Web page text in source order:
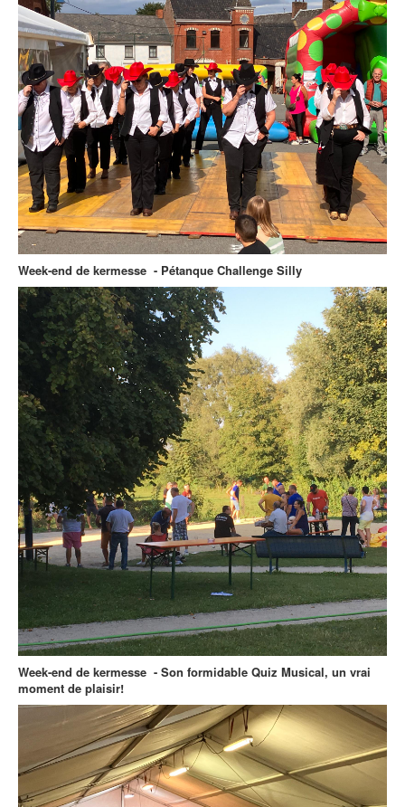
Week-end de kermesse - Pétanque Challenge Silly
Week-end de kermesse - Son formidable Quiz Musical, un vrai
moment de plaisir!